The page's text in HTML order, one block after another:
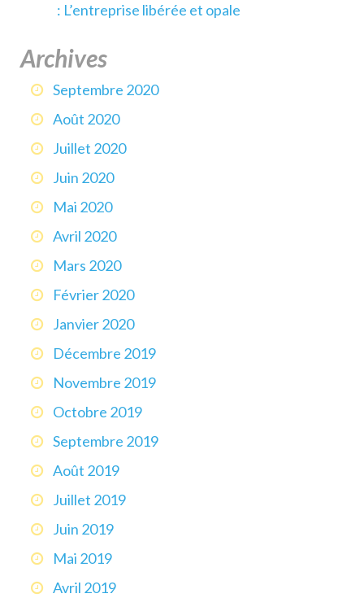
: L’entreprise libérée et opale
Archives
Septembre 2020
Août 2020
Juillet 2020
Juin 2020
Mai 2020
Avril 2020
Mars 2020
Février 2020
Janvier 2020
Décembre 2019
Novembre 2019
Octobre 2019
Septembre 2019
Août 2019
Juillet 2019
Juin 2019
Mai 2019
Avril 2019